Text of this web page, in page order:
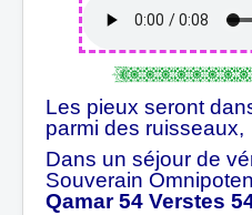
Les pieux seront
parmi des ruisseaux,
Dans un séjour de
Souverain
Qamar 54 Verstes